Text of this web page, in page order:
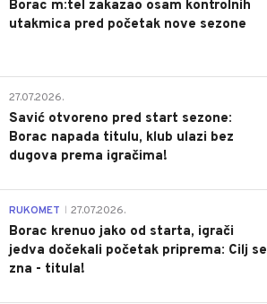
Borac m:tel zakazao osam kontrolnih
utakmica pred početak nove sezone
27.07.2026.
Savić otvoreno pred start sezone:
Borac napada titulu, klub ulazi bez
dugova prema igračima!
RUKOMET 27.07.2026.
Borac krenuo jako od starta, igrači
jedva dočekali početak priprema: Cilj se
zna - titula!